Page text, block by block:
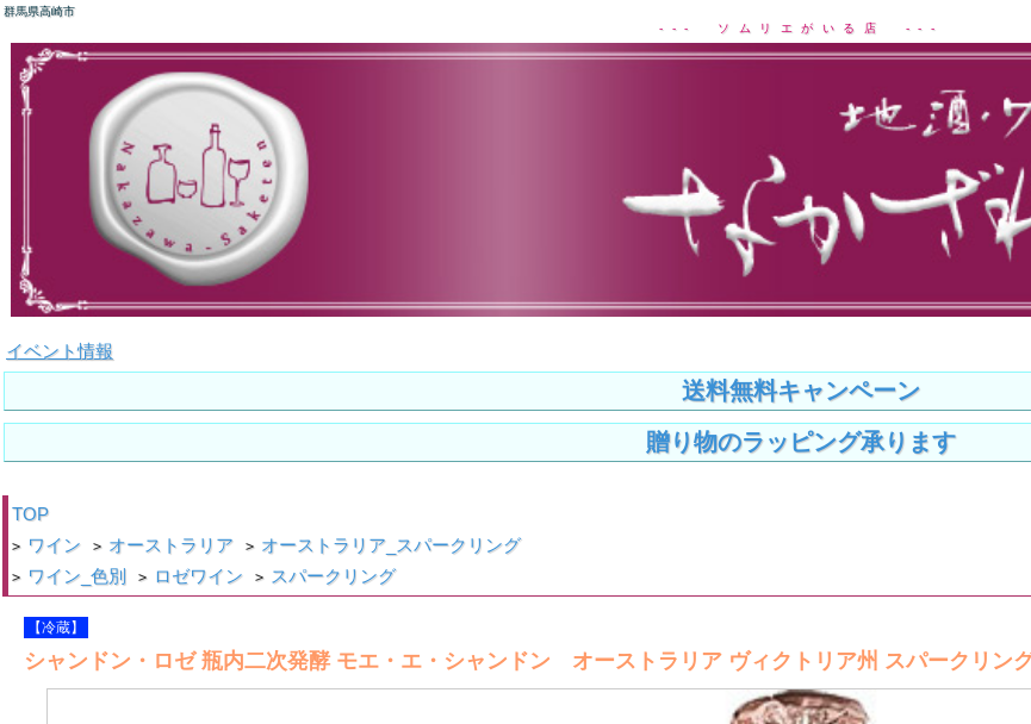
群馬県高崎市
--- ソムリエがいる店 ---
イベント情報
送料無料キャンペーン
贈り物のラッピング承ります
TOP
> ワイン > オーストラリア > オーストラリア_スパークリング
> ワイン_色別 > ロゼワイン > スパークリング
【冷蔵】
シャンドン・ロゼ 瓶内二次発酵 モエ・エ・シャンドン オーストラリア ヴィクトリア州 スパークリン